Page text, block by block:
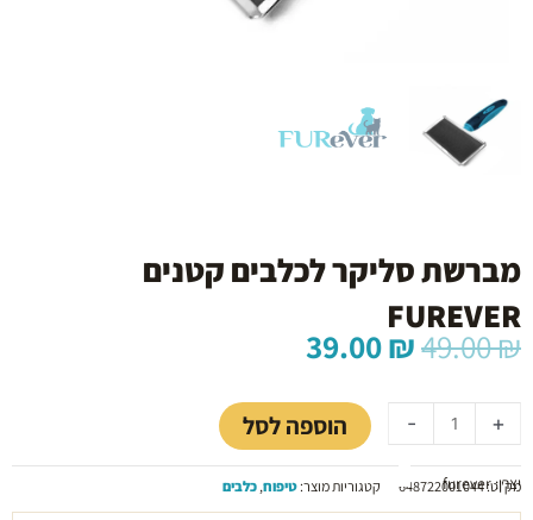
מברשת סליקר לכלבים קטנים
FUREVER
49.00₪ המחיר
המקורי
היה:
49.00 ₪.
39.00₪ המחיר
הוא:
39.00 ₪. -
של
מברשת
לכלבים
קטנים
+ הוספה לסל
יצרן: furever
מק"ט:648722001044 קטגוריות מוצר:טיפוח,כלבים